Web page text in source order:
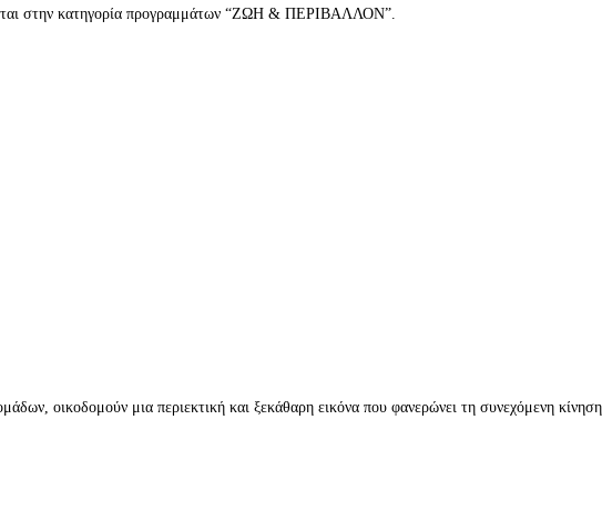
στην κατηγορία προγραμμάτων “ΖΩΗ & ΠΕΡΙΒΑΛΛΟΝ”.
οικοδομούν μια περιεκτική και ξεκάθαρη εικόνα που φανερώνει τη συνεχόμενη